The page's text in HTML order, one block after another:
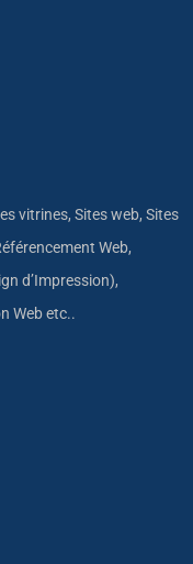
vitrines, Sites web, Sites
Web,
d’Impression),
Web etc..